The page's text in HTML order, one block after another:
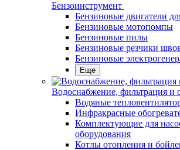
Бензоинструмент
Бензиновые двигатели
Бензиновые мотопомпы
Бензиновые пилы
Бензиновые резчики
Бензиновые
Еще
Водоснабжение, фильтрация и
Водяные
Инфракрасные
Комплектующие для
оборудования
Котлы отопления и